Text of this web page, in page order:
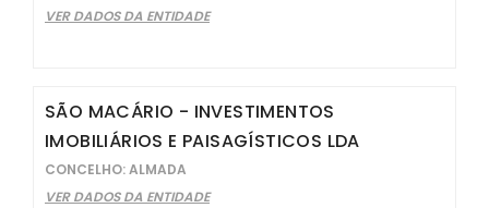
VER DADOS DA ENTIDADE
SÃO MACÁRIO - INVESTIMENTOS
IMOBILIÁRIOS E PAISAGÍSTICOS LDA
CONCELHO: ALMADA
VER DADOS DA ENTIDADE